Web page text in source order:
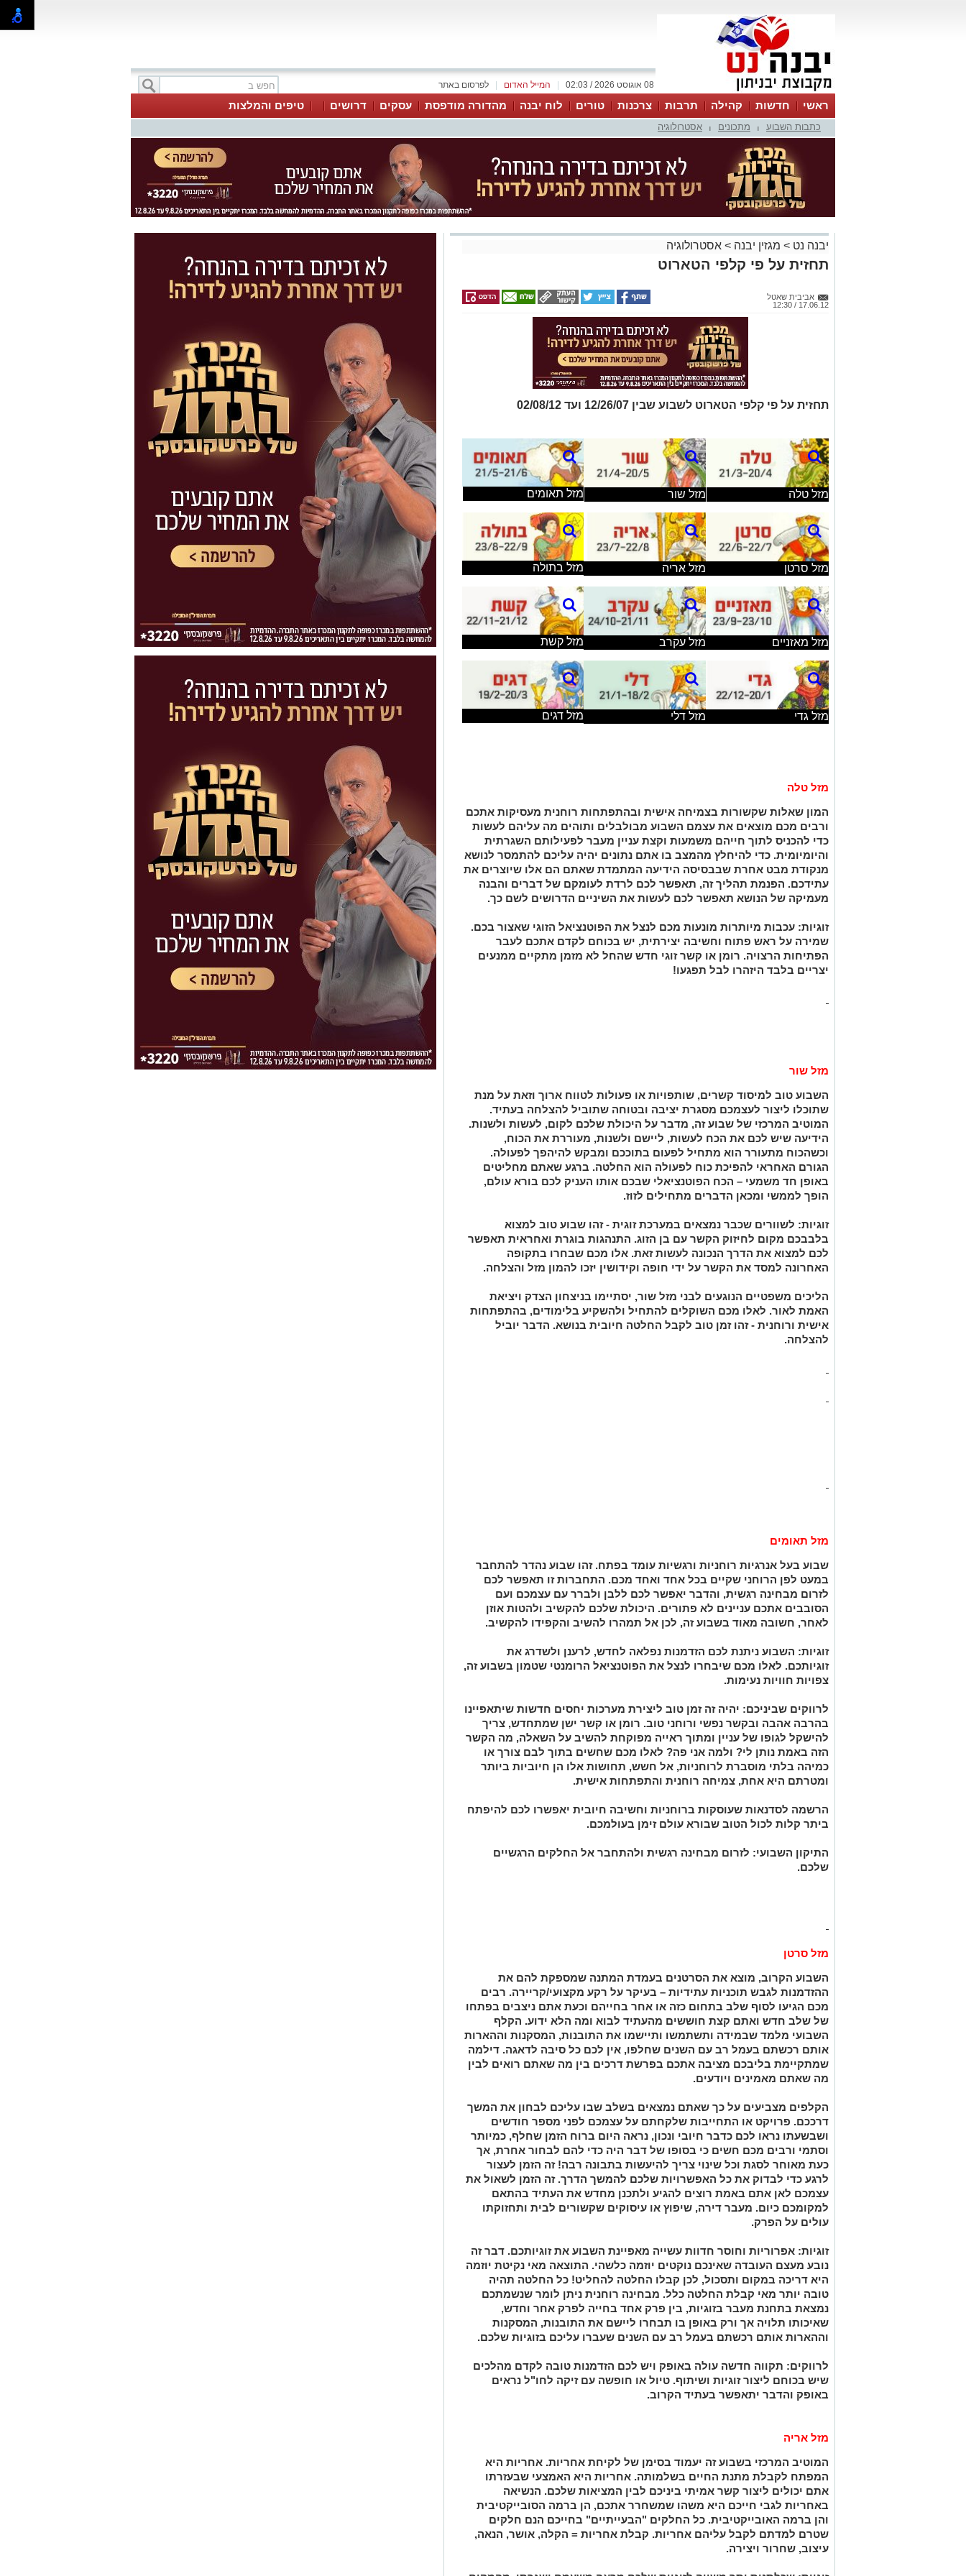
לפרסום באתר המייל האדום 08 אוגוסט 2026 / 02:03
ראשי חדשות קהילה תרבות צרכנות טורים לוח יבנה מהדורה מודפסת עסקים דרושים טיפים והמלצות
כתבות השבוע מתכונים אסטרולוגיה
יבנה נט > מגזין יבנה > אסטרולוגיה
תחזית על פי קלפי הטארוט
אביבית שאטל
17.06.12 / 12:30
תחזית על פי קלפי הטארוט לשבוע שבין 12/26/07 ועד 02/08/12
מזל טלה מזל שור מזל תאומים
מזל סרטן מזל אריה מזל בתולה
מזל מאזניים מזל עקרב מזל קשת
מזל גדי מזל דלי מזל דגים
מזל טלה
המון שאלות שקשורות בצמיחה אישית ובהתפתחות רוחנית מעסיקות אתכם
ורבים מכם מוצאים את עצמם השבוע מבולבלים ותוהים מה עליהם לעשות
כדי להכניס לתוך חייהם משמעות וקצת עניין מעבר לפעילותם השגרתית
והיומיומית. כדי להיחלץ מהמצב בו אתם נתונים יהיה עליכם להתמסר לנושא
מנקודת מבט אחרת שבבסיסה הידיעה המתמדת שאתם הם אלו שיוצרים את
עתידכם. הפנמת תהליך זה, תאפשר לכם לרדת לעומקם של דברים והבנה
מעמיקה של הנושא תאפשר לכם לעשות את השיניים הדרושים לשם כך.
זוגיות: עכבות מיותרות מונעות מכם לנצל את הפוטנציאל הזוגי שאצור בכם.
שמירה על ראש פתוח וחשיבה יצירתית, יש בכוחם לקדם אתכם לעבר
הפתיחות הרצויה. רומן או קשר זוגי חדש שהחל לא מזמן מתקיים ממנעים
יצריים בלבד היזהרו לבל תפגעו!
מזל שור
השבוע טוב למיסוד קשרים, שותפויות או פעולות לטווח ארוך וזאת על מנת
שתוכלו ליצור לעצמכם מסגרת יציבה ובטוחה שתוביל להצלחה בעתיד.
המוטיב המרכזי של שבוע זה, מדבר על היכולת שלכם לקום, לעשות ולשנות.
הידיעה שיש לכם את הכח לעשות, ליישם ולשנות, מעוררת את הכוח,
וכשהכוח מתעורר הוא מתחיל לפעום בתוככם ומבקש להיהפך לפעולה.
הגורם האחראי להפיכת כוח לפעולה הוא החלטה. ברגע שאתם מחליטים
באופן חד משמעי – הכח הפוטנציאלי שבכם אותו העניק לכם בורא עולם,
הופך לממשי ומכאן הדברים מתחילים לזוז.
זוגיות: לשוורים שכבר נמצאים במערכת זוגית - זהו שבוע טוב למצוא
בלבבכם מקום לחיזוק הקשר עם בן הזוג. התנהגות בוגרת ואחראית תאפשר
לכם למצוא את הדרך הנכונה לעשות זאת. אלו מכם שבחרו בתקופה
האחרונה למסד את הקשר על ידי חופה וקידושין יזכו להמון מזל והצלחה.
הליכים משפטיים הנוגעים לבני מזל שור, יסתיימו בניצחון הצדק ויציאת
האמת לאור. לאלו מכם השוקלים להתחיל ולהשקיע בלימודים, בהתפתחות
אישית ורוחנית - זהו זמן טוב לקבל החלטה חיובית בנושא. הדבר יוביל
להצלחה.
מזל תאומים
שבוע בעל אנרגיות רוחניות ורגשיות עומד בפתח. זהו שבוע נהדר להתחבר
במעט לפן הרוחני שקיים בכל אחד ואחד מכם. התחברות זו תאפשר לכם
לזרום מבחינה רגשית, והדבר יאפשר לכם ללבן ולברר עם עצמכם ועם
הסובבים אתכם עניינים לא פתורים. היכולת שלכם להקשיב ולהטות אוזן
לאחר, חשובה מאוד בשבוע זה, לכן אל תמהרו להשיב והקפידו להקשיב.
זוגיות: השבוע ניתנת לכם הזדמנות נפלאה לחדש, לרענן ולשדרג את
זוגיותכם. לאלו מכם שיבחרו לנצל את הפוטנציאל הרומנטי שטמון בשבוע זה,
צפויות חוויות נעימות.
לרווקים שביניכם: יהיה זה זמן טוב ליצירת מערכות יחסים חדשות שיתאפיינו
בהרבה אהבה ובקשר נפשי ורוחני טוב. רומן או קשר ישן שמתחדש, צריך
להישקל לגופו של עניין ומתוך ראייה מפוקחת להשיב על השאלה, מה הקשר
הזה באמת נותן לי? ולמה אני פה? לאלו מכם שחשים בתוך לבם צורך או
כמיהה בלתי מוסברת לרוחניות, אל חשש, תחושות אלו הן חיוביות ביותר
ומטרתם היא אחת, צמיחה רוחנית והתפתחות אישית.
הרשמה לסדנאות שעוסקות ברוחניות וחשיבה חיובית יאפשרו לכם להיפתח
ביתר קלות לכול הטוב שבורא עולם זימן בעולמכם.
התיקון השבועי: לזרום מבחינה רגשית ולהתחבר אל החלקים הרגשיים
שלכם.
מזל סרטן
השבוע הקרוב, מוצא את הסרטנים בעמדת המתנה שמספקת להם את
ההזדמנות לגבש תוכניות עתידיות – בעיקר על רקע מקצועי/קריירה. רבים
מכם הגיעו לסוף שלב בתחום כזה או אחר בחייהם וכעת אתם ניצבים בפתחו
של שלב חדש ואתם קצת חוששים מהעתיד לבוא ומה הלא ידוע. הקלף
השבועי מלמד שבמידה ותשתמשו ותיישמו את התובנות, המסקנות וההארות
אותם רכשתם בעמל רב עם השנים שחלפו, אין לכם כל סיבה לדאגה. דילמה
שמתקיימת בליבכם מציבה אתכם בפרשת דרכים בין מה שאתם רואים לבין
מה שאתם מאמינים ויודעים.
הקלפים מצביעים על כך שאתם נמצאים בשלב שבו עליכם לבחון את המשך
דרככם. פרויקט או התחייבות שלקחתם על עצמכם לפני מספר חודשים
ושבשעתו נראו לכם כדבר חיובי ונכון, נראה היום ברוח הזמן שחלף, כמיותר
וסתמי ורבים מכם חשים כי בסופו של דבר היה כדי להם לבחור אחרת, אך
כעת מאוחר לסגת וכל שינוי צריך להיעשות בתבונה רבה! זה הזמן לעצור
לרגע כדי לבדוק את כל האפשרויות שלכם להמשך הדרך. זה הזמן לשאול את
עצמכם לאן אתם באמת רוצים להגיע ולתכנן מחדש את העתיד בהתאם
למקומכם כיום. מעבר דירה, שיפוץ או עיסוקים שקשורים לבית ותחזוקתו
עולים על הפרק.
זוגיות: אפרוריות וחוסר חדוות עשייה מאפיינת השבוע את זוגיותכם. דבר זה
נובע מעצם העובדה שאינכם נוקטים יוזמה כלשהי. התוצאה מאי נקיטת יוזמה
היא דריכה במקום ותסכול, לכן קבלו החלטה להחליט! כל החלטה תהיה
טובה יותר מאי קבלת החלטה כלל. מבחינה רוחנית ניתן לומר שנשמתכם
נמצאת בתחנת מעבר בזוגיות, בין פרק אחד בחייה לפרק אחר וחדש,
שאיכותו תלויה אך ורק באופן בו תבחרו ליישם את התובנות, המסקנות
וההארות אותם רכשתם בעמל רב עם השנים שעברו עליכם בזוגיות שלכם.
לרווקים: תקווה חדשה עולה באופק ויש לכם הזדמנות טובה לקדם מהלכים
שיש בכוחם ליצור זוגיות ושיתוף. טיול או חופשה עם זיקה לחו"ל נראים
באופק והדבר יתאפשר בעתיד הקרוב.
מזל אריה
המוטיב המרכזי בשבוע זה יעמוד בסימן של לקיחת אחריות. אחריות היא
המפתח לקבלת מתנת החיים בשלמותה. אחריות היא האמצעי שבעזרתו
אתם יכולים ליצור קשר אמיתי ביניכם לבין המציאות שלכם. הנשיאה
באחריות לגבי חייכם היא משהו שמשחרר אתכם, הן ברמה הסובייקטיבית
והן ברמה האובייקטיבית. כל החלקים "הבעייתיים" בחייכם הנם חלקים
שטרם למדתם לקבל עליהם אחריות. קבלת אחריות = הקלה, אושר, הנאה,
עיצוב, שחרור ויצירה.